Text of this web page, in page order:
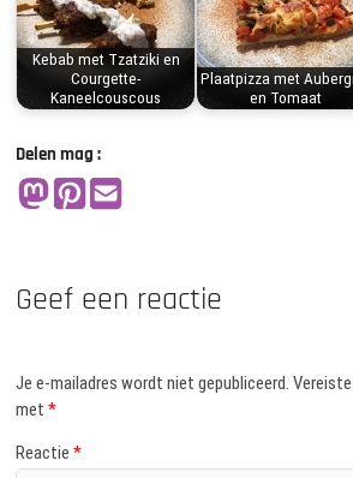
Kebab met Tzatziki en
Courgette-
Kaneelcouscous
Plaatpizza met
en Tomaat
Delen mag :
Geef een reactie
Je e-mailadres wordt niet gepubliceerd.
met*
Reactie*